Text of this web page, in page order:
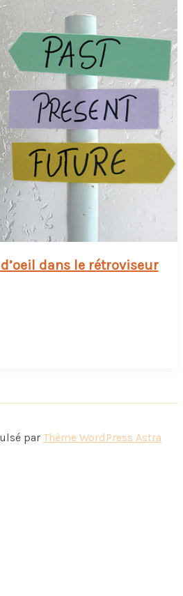
dans le rétroviseur
par Thème WordPress Astra